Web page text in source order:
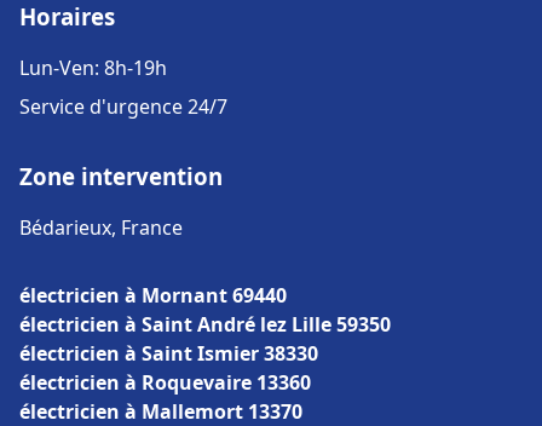
Horaires
Lun-Ven: 8h-19h
Service d'urgence 24/7
Zone intervention
Bédarieux, France
électricien à Mornant 69440
électricien à Saint André lez Lille 59350
électricien à Saint Ismier 38330
électricien à Roquevaire 13360
électricien à Mallemort 13370